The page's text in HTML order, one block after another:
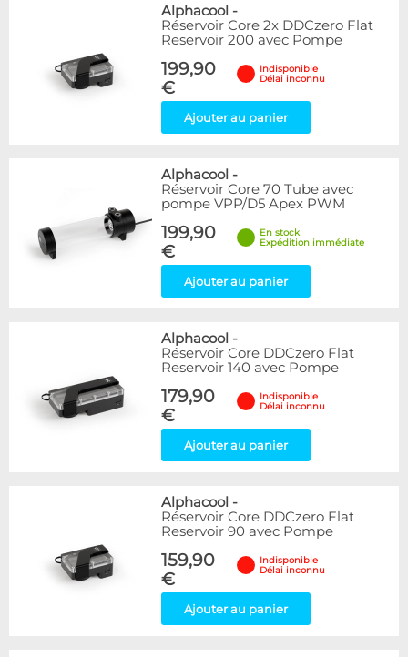
Alphacool -
Réservoir Core 2x DDCzero Flat
Reservoir 200 avec Pompe
199,90
€
Indisponible
Délai inconnu
Ajouter au panier
Alphacool -
Réservoir Core 70 Tube avec
pompe VPP/D5 Apex PWM
199,90
€
En stock
Expédition immédiate
Ajouter au panier
Alphacool -
Réservoir Core DDCzero Flat
Reservoir 140 avec Pompe
179,90
€
Indisponible
Délai inconnu
Ajouter au panier
Alphacool -
Réservoir Core DDCzero Flat
Reservoir 90 avec Pompe
159,90
€
Indisponible
Délai inconnu
Ajouter au panier